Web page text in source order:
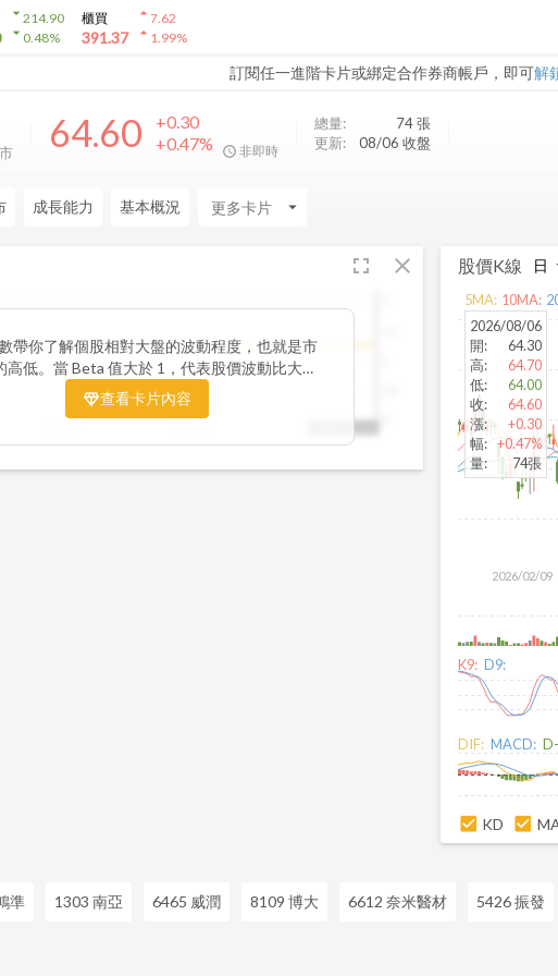
arrow_drop_down214.90
arrow_drop_down0.48%
櫃買
391.37
arrow_drop_up7.62
arrow_drop_up1.99%
訂閱任一進階卡片或綁定合作券商帳戶，即可解
64.60
+0.30
+0.47%
非即時
總量: 74張
更新:
08/06 收盤
成長能力 基本概況 arrow_drop_down
fullscreen close
帶你了解個股相對大盤的波動程度，也就是市
高低。當 Beta 值大於 1，代表股價波動比大盤
屬於高風險高報酬型；若 Beta 值小於 1，則表
對穩定，抗跌性較強。透過觀察 Beta 值的變化
查看卡片內容
股價K線
2026/02/09
2026/08/06
開:
64.30
高:
64.70
低:
64.00
收:
64.60
漲:
+0.30
幅: +0.47%
量: 74張
5MA: 10MA:
K9: D9:
DIF: MACD:
KD
準 1303 南亞 6465 威潤 8109 博大 6612 奈米醫材 5426 振發